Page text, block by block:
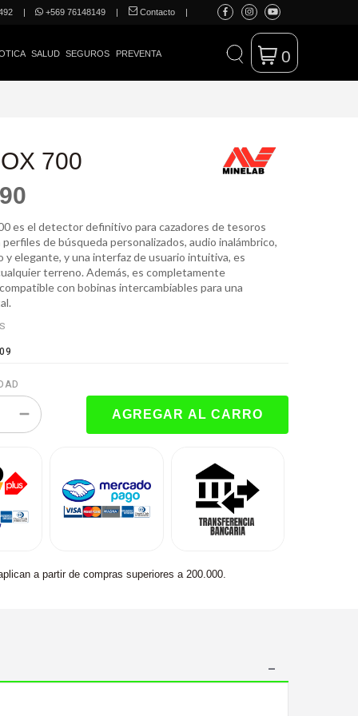
| +569 76148149 | Contacto |
SALUD SEGUROS PREVENTA 0
700
es el detector definitivo para cazadores de tesoros
de búsqueda personalizados, audio inalámbrico,
y elegante, y una interfaz de usuario intuitiva, es
terreno. Además, es completamente
con bobinas intercambiables para una
a partir de compras superiores a 200.000.